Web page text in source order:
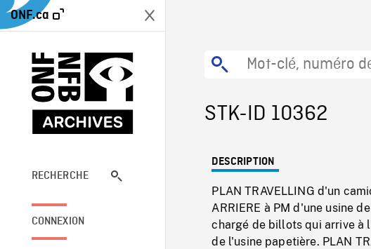
ONF.ca
RECHERCHE
CONNEXION
STK-ID 10362
DESCRIPTION
PLAN TRAVELLING d'un
ARRIERE à PM d'une usine
chargé de billots qui arrive à
de l'usine papetière. PLAN